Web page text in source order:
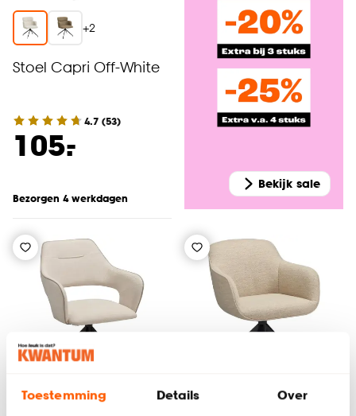
Toestemming Details Over
+2
Stoel Capri Off-White
4.7 (53)
105.
-
Bezorgen 4 werkdagen
Bekijk sale